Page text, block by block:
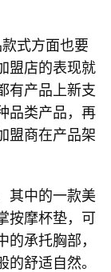
式方面也要
盟店的表现就
有产品上新支
品类产品，再
盟商在产品架
中的一款美
按摩杯垫，可
承托胸部，
舒适自然。